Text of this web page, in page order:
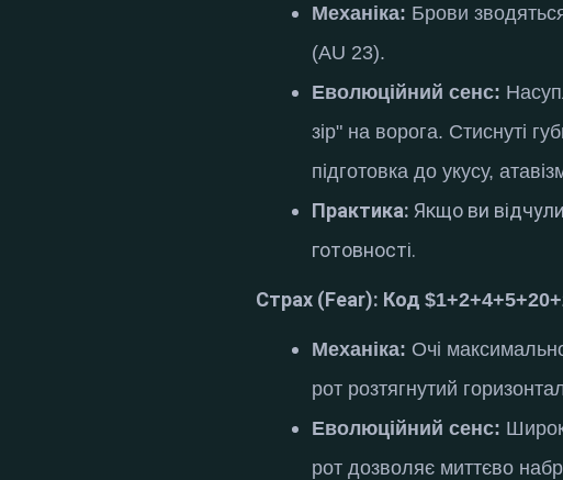
Механіка: Брови
(AU 23).
Еволюційний сенс:
зір" на ворога. Стиснуті
підготовка до укусу,
Практика: Якщо ви
готовності.
Страх (Fear): Код
Механіка: Очі
рот розтягнутий
Еволюційний сенс:
рот дозволяє миттєво